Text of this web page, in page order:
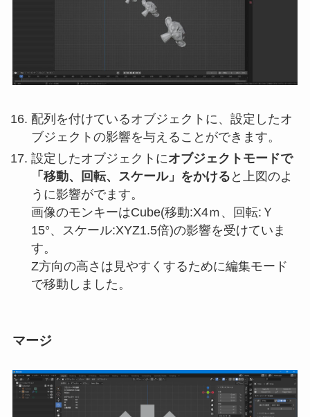
配列を付けているオブジェクトに、設定したオ
ブジェクトの影響を与えることができます。
設定したオブジェクトにオブジェクトモードで
「移動、回転、スケール」をかける と上図のよ
うに影響がでます。
画像のモンキーはCube(移動:X4ｍ、回転:Ｙ
15°、スケール:XYZ1.5倍)の影響を受けていま
す。
Z方向の高さは見やすくするために編集モード
で移動しました。
マージ